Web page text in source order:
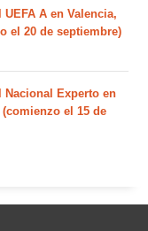
A en Valencia,
el 20 de septiembre)
Experto en
el 15 de